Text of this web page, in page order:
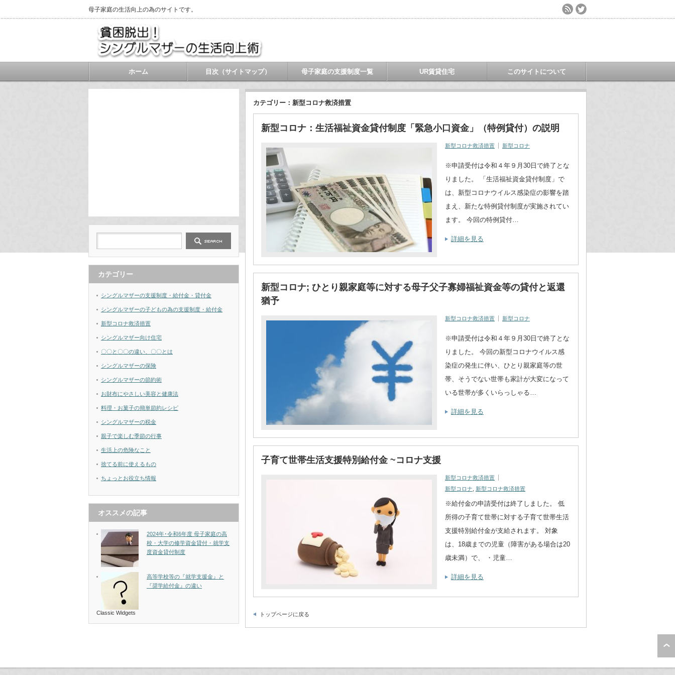
母子家庭の生活向上の為のサイトです。
ホーム 目次（サイトマップ） 母子家庭の支援制度一覧 UR賃貸住宅 このサイトについて
カテゴリー：新型コロナ救済措置
新型コロナ：生活福祉資金貸付制度「緊急小口資金」（特例貸付）の説明
新型コロナ救済措置 新型コロナ
※申請受付は令和４年９月30日で終了とな
りました。 「生活福祉資金貸付制度」で
は、新型コロナウイルス感染症の影響を踏
まえ、新たな特例貸付制度が実施されてい
ます。 今回の特例貸付…
詳細を見る
新型コロナ; ひとり親家庭等に対する母子父子寡婦福祉資金等の貸付と返還
猶予
新型コロナ救済措置 新型コロナ
※申請受付は令和４年９月30日で終了とな
りました。 今回の新型コロナウイルス感
染症の発生に伴い、ひとり親家庭等の世
帯、そうでない世帯も家計が大変になって
いる世帯が多くいらっしゃる…
詳細を見る
子育て世帯生活支援特別給付金 ~コロナ支援
新型コロナ救済措置
新型コロナ
新型コロナ救済措置
※給付金の申請受付は終了しました。 低
所得の子育て世帯に対する子育て世帯生活
支援特別給付金が支給されます。 対象
は、18歳までの児童（障害がある場合は20
歳未満）で、 ・児童…
詳細を見る
トップページに戻る
カテゴリー
シングルマザーの支援制度・給付金・貸付金
シングルマザーの子どもの為の支援制度・給付金
新型コロナ救済措置
シングルマザー向け住宅
〇〇と〇〇の違い、〇〇とは
シングルマザーの保険
シングルマザーの節約術
お財布にやさしい美容と健康法
料理・お菓子の簡単節約レシピ
シングルマザーの税金
親子で楽しむ季節の行事
生活上の危険なこと
捨てる前に使えるもの
ちょっとお役立ち情報
オススメの記事
2024年･令和6年度 母子家庭の高
校・大学の修学資金貸付・就学支
度資金貸付制度
高等学校等の『就学支援金』と
『奨学給付金』の違い
Classic Widgets